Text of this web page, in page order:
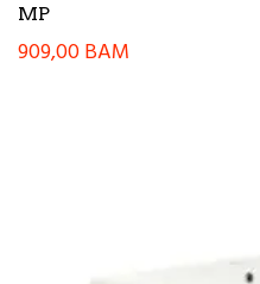
MP
909,00BAM